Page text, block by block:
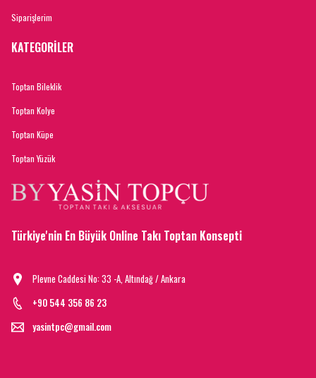
Siparişlerim
KATEGORİLER
Toptan Bileklik
Toptan Kolye
Toptan Küpe
Toptan Yüzük
Türkiye'nin En Büyük Online Takı Toptan Konsepti
Plevne Caddesi No: 33 -A, Altındağ / Ankara
+90 544 356 86 23
yasintpc@gmail.com